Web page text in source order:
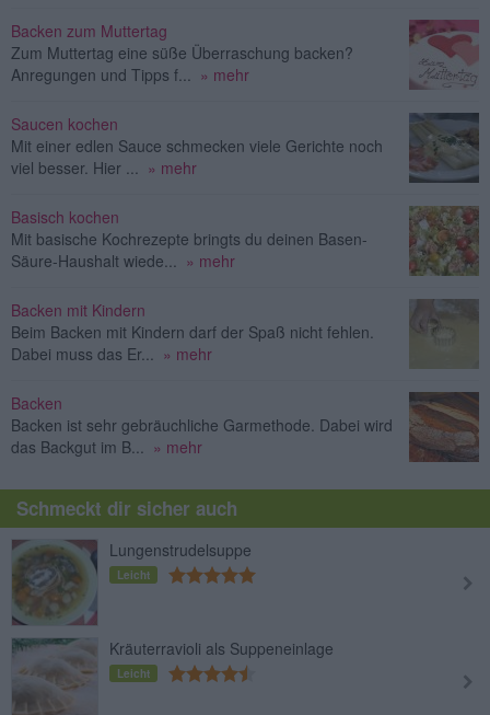
Backen zum Muttertag
Zum Muttertag eine süße Überraschung backen?
Anregungen und Tipps f...
» mehr
Saucen kochen
Mit einer edlen Sauce schmecken viele Gerichte noch
viel besser. Hier ...
» mehr
Basisch kochen
Mit basische Kochrezepte bringts du deinen Basen-
Säure-Haushalt wiede...
» mehr
Backen mit Kindern
Beim Backen mit Kindern darf der Spaß nicht fehlen.
Dabei muss das Er...
» mehr
Backen
Backen ist sehr gebräuchliche Garmethode. Dabei wird
das Backgut im B...
» mehr
Schmeckt dir sicher auch
Lungenstrudelsuppe
Leicht
Kräuterravioli als Suppeneinlage
Leicht